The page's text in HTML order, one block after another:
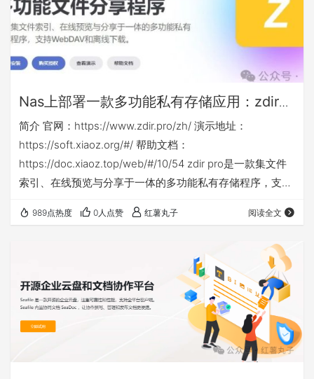
Nas上部署一款多功能私有存储应用：zdir
pro
简介 官网：https://www.zdir.pro/zh/ 演示地址：
https://soft.xiaoz.org/#/ 帮助文档：
https://doc.xiaoz.top/web/#/10/54 zdir pro是一款集文件
索引、在线预览与分享于一体的多功能私有存储程序，支持
牛nas的docker compose环境下 其他nas需对应修改映射
989点热度 0人点赞 红薯丸子 阅读全文